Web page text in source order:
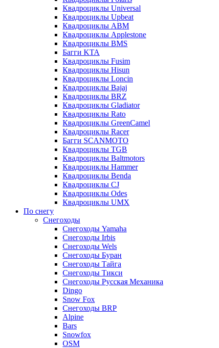
Квадроциклы Universal
Квадроциклы Upbeat
Квадроциклы ABM
Квадроциклы Applestone
Квадроциклы BMS
Багги KTA
Квадроциклы Fusim
Квадроциклы Hisun
Квадроциклы Loncin
Квадроциклы Bajaj
Квадроциклы BRZ
Квадроциклы Gladiator
Квадроциклы Rato
Квадроциклы GreenCamel
Квадроциклы Racer
Багги SCANMOTO
Квадроциклы TGB
Квадроциклы Baltmotors
Квадроциклы Hammer
Квадроциклы Benda
Квадроциклы CJ
Квадроциклы Odes
Квадроциклы UMX
По снегу
Снегоходы
Снегоходы Yamaha
Снегоходы Irbis
Снегоходы Wels
Снегоходы Буран
Снегоходы Тайга
Снегоходы Тикси
Снегоходы Русская Механика
Dingo
Snow Fox
Снегоходы BRP
Alpine
Bars
Snowfox
OSM